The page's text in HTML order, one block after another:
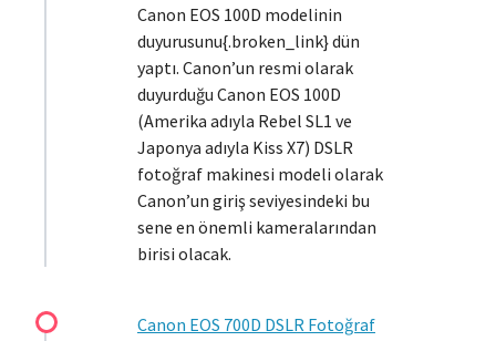
Canon EOS 100D modelinin
duyurusunu{.broken_link} dün
yaptı. Canon’un resmi olarak
duyurduğu Canon EOS 100D
(Amerika adıyla Rebel SL1 ve
Japonya adıyla Kiss X7) DSLR
fotoğraf makinesi modeli olarak
Canon’un giriş seviyesindeki bu
sene en önemli kameralarından
birisi olacak.
Canon EOS 700D DSLR Fotoğraf